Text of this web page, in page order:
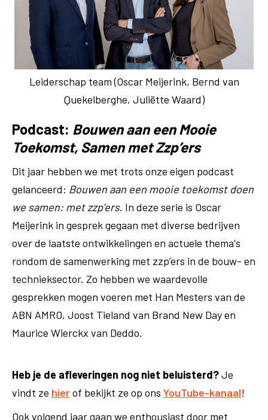
Leiderschap team (Oscar Meijerink, Bernd van
Quekelberghe, Juliëtte Waard)
Podcast: Bouwen aan een Mooie
Toekomst, Samen met Zzp’ers
Dit jaar hebben we met trots onze eigen podcast
gelanceerd: Bouwen aan een mooie toekomst doen
we samen: met zzp’ers. In deze serie is Oscar
Meijerink in gesprek gegaan met diverse bedrijven
over de laatste ontwikkelingen en actuele thema's
rondom de samenwerking met zzp’ers in de bouw- en
technieksector. Zo hebben we waardevolle
gesprekken mogen voeren met Han Mesters van de
ABN AMRO, Joost Tieland van Brand New Day en
Maurice Wierckx van Deddo.
Heb je de afleveringen nog niet beluisterd?Je
vindt ze hierof bekijkt ze op ons YouTube-kanaal!
Ook volgend jaar gaan we enthousiast door met